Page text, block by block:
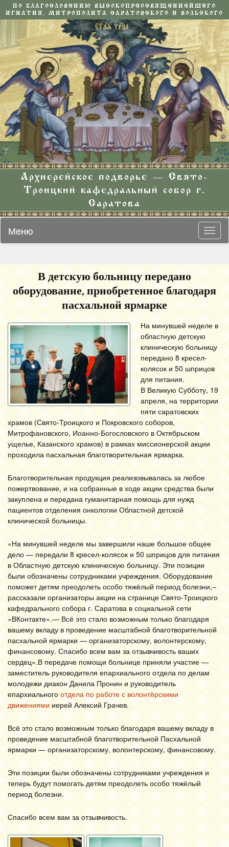
ПО БЛАГОСЛОВЕНИЮ ВЫСОКОПРЕОСВЯЩЕННЕЙШЕГО
ИГНАТИЯ, МИТРОПОЛИТА САРАТОВСКОГО И ВОЛЬСКОГО
Архиерейское подворье — Свято-
Троицкий кафедральный собор г.
Саратова
Меню
В детскую больницу передано
оборудование, приобретенное благодаря
пасхальной ярмарке
На минувшей неделе в
областную детскую
клиническую больницу
передано 8 кресел-
колясок и 50 шприцов
для питания.
В Великую Субботу, 19
апреля, на территории
пяти саратовских
храмов (Свято-Троицкого и Покровского соборов,
Митрофановского, Иоанно-Богословского в Октябрьском
ущелье, Казанского храмов) в рамках миссионерской акции
проходила пасхальная благотворительная ярмарка.
Благотворительная продукция реализовывалась за любое
пожертвование, и на собранные в ходе акции средства были
закуплена и передана гуманитарная помощь для нужд
пациентов отделения онкологии Областной детской
клинической больницы.
«На минувшей неделе мы завершили наше большое общее
дело — передали 8 кресел-колясок и 50 шприцов для питания
в Областную детскую клиническую больницу. Эти позиции
были обозначены сотрудниками учреждения. Оборудование
поможет детям преодолеть особо тяжёлый период болезни,–
рассказали организаторы акции на странице Свято-Троицкого
кафедрального собора г. Саратова в социальной сети
«ВКонтакте».— Всё это стало возможным только благодаря
вашему вкладу в проведение масштабной благотворительной
пасхальной ярмарки — организаторскому, волонтерскому,
финансовому. Спасибо всем вам за отзывчивость ваших
сердец».В передаче помощи больнице приняли участие —
заместитель руководителя епархиального отдела по делам
молодежи диакон Данила Пронин и руководитель
епархиального отдела по работе с волонтёрскими
движениями иерей Алексий Грачев.
Всё это стало возможным только благодаря вашему вкладу в
проведение масштабной благотворительной Пасхальной
ярмарки — организаторскому, волонтерскому, финансовому.
Эти позиции были обозначены сотрудниками учреждения и
теперь будут помогать детям преодолеть особо тяжёлый
период болезни.
Спасибо всем вам за отзывчивость.